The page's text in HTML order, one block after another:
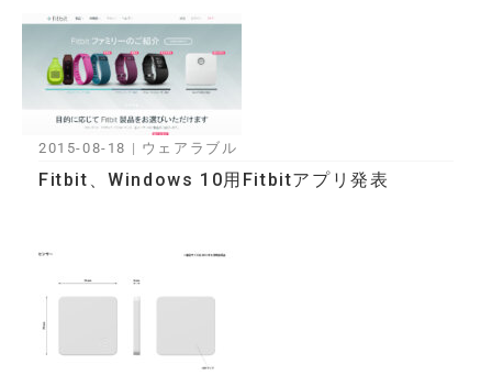
Fitbit、Windows 10用Fitbitアプリ発表
2015-08-18 | ウェアラブル